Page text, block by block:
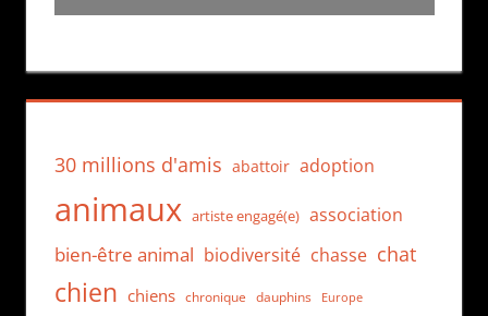
30 millions d'amis abattoir adoption
animaux artiste engagé(e) association
bien-être animal biodiversité chasse chat
chien chiens chronique dauphins Europe